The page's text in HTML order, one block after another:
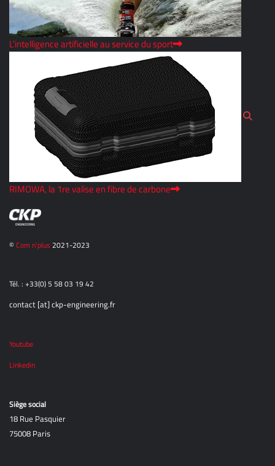
L’intelligence artificielle au service du sport
RIMOWA, la 1re valise en fibre de carbone
© Com n'plus 2021-2023
Tél. : +33(0) 5 58 03 19 42
contact [at] ckp-engineering.fr
Youtube
Linkedin
Siège social
18 Rue Pasquier
75008 Paris